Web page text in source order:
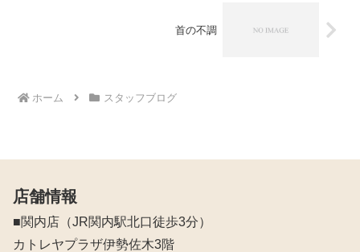
首の不調
ホーム スタッフブログ
店舗情報
■関内店（JR関内駅北口徒歩3分）
カトレヤプラザ伊勢佐木3階